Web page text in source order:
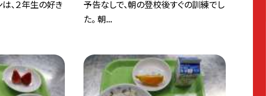
、２年生の好き
予告なしで、朝の登校後すぐの訓練でし
た。 朝...